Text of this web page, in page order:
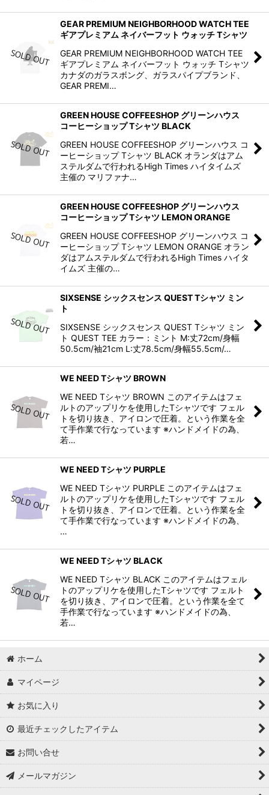
GEAR PREMIUM NEIGHBORHOOD WATCH TEE
ギアプレミアム ネイバーフット ウォッチ Tシャツ
GEAR PREMIUM NEIGHBORHOOD WATCH TEE
ギアプレミアム ネイバーフット ウォッチ Tシャツ
カナダのガラスボング、ガラスパイプブランド、
GEAR PREMI…
GREEN HOUSE COFFEESHOP グリーンハウス
コーヒーショップ Tシャツ BLACK
GREEN HOUSE COFFEESHOP グリーンハウス コ
ーヒーショップ Tシャツ BLACK オランダはアム
ステルダムで行われるHigh Times ハイタイムズ
主催の マリファナ…
GREEN HOUSE COFFEESHOP グリーンハウス
コーヒーショップ Tシャツ LEMON ORANGE
GREEN HOUSE COFFEESHOP グリーンハウス コ
ーヒーショップ Tシャツ LEMON ORANGE オラン
ダはアムステルダムで行われるHigh Times ハイタ
イムズ 主催の…
SIXSENSE シックスセンス QUEST Tシャツ ミン
ト
SIXSENSE シックスセンス QUEST Tシャツ ミン
ト QUEST TEE カラー：ミント M:丈72cm/身幅
50.5cm/袖21cm L:丈78.5cm/身幅55.5cm/…
WE NEED Tシャツ BROWN
WE NEED Tシャツ BROWN このアイテムはフェ
ルトのアップリケを使用したTシャツです フェル
トを切り抜き、アイロンで圧着。という作業を全
て手作業で行なっています ※ハンドメイドの為、
若…
WE NEED Tシャツ PURPLE
WE NEED Tシャツ PURPLE このアイテムはフェ
ルトのアップリケを使用したTシャツです フェル
トを切り抜き、アイロンで圧着。という作業を全
て手作業で行なっています ※ハンドメイドの為、
…
WE NEED Tシャツ BLACK
WE NEED Tシャツ BLACK このアイテムはフェル
トのアップリケを使用したTシャツです フェルト
を切り抜き、アイロンで圧着。という作業を全て
手作業で行なっています ※ハンドメイドの為、
若…
ホーム
マイページ
お気に入り
最近チェックしたアイテム
お問い合せ
メールマガジン